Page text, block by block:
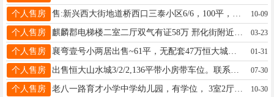
个人售房 10-09
个人售房 03-23
个人售房 襄弯壹号小两居出售~61平，无配套47万恒大城城市广场2层内铺出售~20平都有证可以过户17703191172 01-31
个人售房 07-30
个人售房 老八一路育才小学中学幼儿园，有学位， 3室2厅1卫113平5 /5，有小房停车位双气老证60万，13633191522 10-30